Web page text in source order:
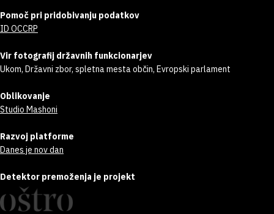
Pomoč pri pridobivanju podatkov
ID OCCRP
Vir fotografij državnih funkcionarjev
Ukom, Državni zbor, spletna mesta občin, Evropski parlament
Oblikovanje
Studio Mashoni
Razvoj platforme
Danes je nov dan
Detektor premoženja je projekt